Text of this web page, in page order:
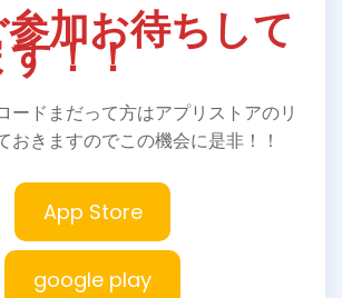
加お待ちして
！！
ードまだって方はアプリストアのリ
おきますのでこの機会に是非！！
App Store
google play